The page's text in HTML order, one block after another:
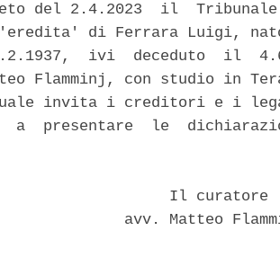
del 2.4.2023  il
di Ferrara Luigi,
ivi  deceduto  il
Flamminj, con studio in
invita i creditori e i
a  presentare  le
Il curatore
avv. Matteo